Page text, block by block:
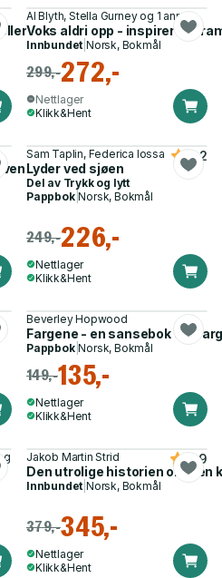
hvordan vi kom fra A til B)
Al Blyth, Stella Gurney og 1 annen
Voks aldri opp - inspirert av
Innbundet |Norsk, Bokmål
299,-272,-
Nettlager
Klikk&Hent
lyder
Sam Taplin, Federica Iossa
Lyder ved sjøen
4.2
Del av Trykk og lytt
Pappbok|Norsk, Bokmål
249,-226,-
Nettlager
Klikk&Hent
Beverley Hopwood
Fargene - en sansebok om
Pappbok|Norsk, Bokmål
149,-135,-
Nettlager
Klikk&Hent
Jakob Martin Strid
Den utrolige historien om den
4.9
Innbundet |Norsk, Bokmål
379,-345,-
Nettlager
Klikk&Hent